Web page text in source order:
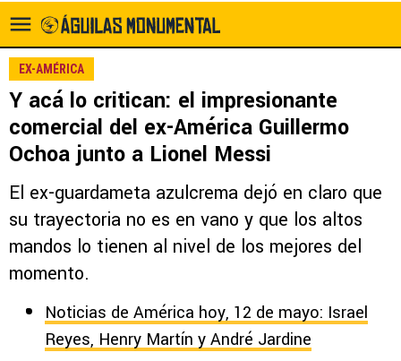
EX-AMÉRICA
Y acá lo critican: el impresionante
comercial del ex-América Guillermo
Ochoa junto a Lionel Messi
El ex-guardameta azulcrema dejó en claro que
su trayectoria no es en vano y que los altos
mandos lo tienen al nivel de los mejores del
momento.
Noticias de América hoy, 12 de mayo: Israel
Reyes, Henry Martín y André Jardine